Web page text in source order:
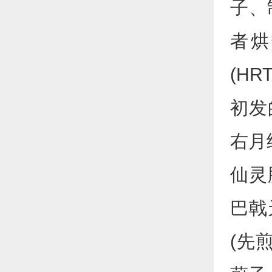
子、
者
初发
右月
仙灵
巴
(先